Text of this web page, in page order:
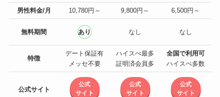
男性料金/月 10,780円～ 9,800円～ 6,500円～
無料期間 あり なし なし
特徴
デート保証有
メッセ不要
ハイスぺ最多
証明済会員多
全国で利用可
ハイスぺ多数
公式サイト
公式
サイト
公式
サイト
公式
サイト